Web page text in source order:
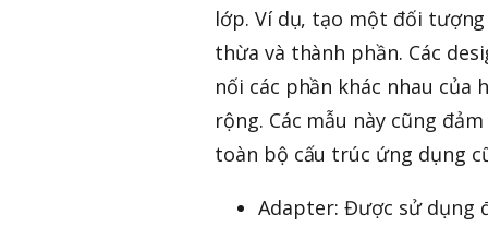
lớp. Ví dụ, tạo một đối
thừa và thành phần. Các
nối các phần khác nhau
rộng. Các mẫu này cũng
toàn bộ cấu trúc ứng dụng
Adapter: Được sử dụng